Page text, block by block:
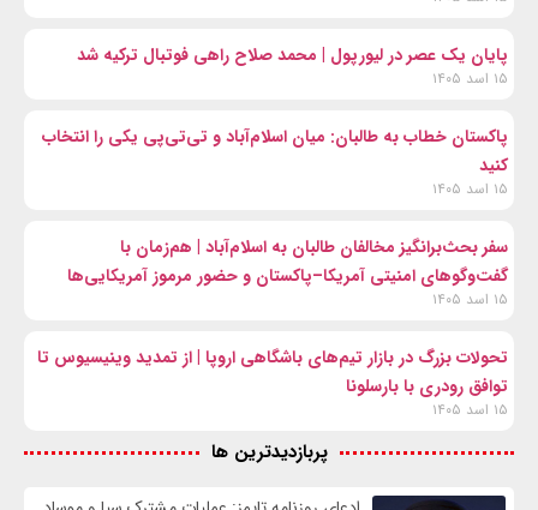
پایان یک عصر در لیورپول | محمد صلاح راهی فوتبال ترکیه شد
۱۵ اسد ۱۴۰۵
پاکستان خطاب به طالبان: میان اسلام‌آباد و تی‌تی‌پی یکی را انتخاب
کنید
۱۵ اسد ۱۴۰۵
سفر بحث‌برانگیز مخالفان طالبان به اسلام‌آباد | هم‌زمان با
گفت‌وگوهای امنیتی آمریکا–پاکستان و حضور مرموز آمریکایی‌ها
۱۵ اسد ۱۴۰۵
تحولات بزرگ در بازار تیم‌های باشگاهی اروپا | از تمدید وینیسیوس تا
توافق رودری با بارسلونا
۱۵ اسد ۱۴۰۵
پربازدیدترین ها